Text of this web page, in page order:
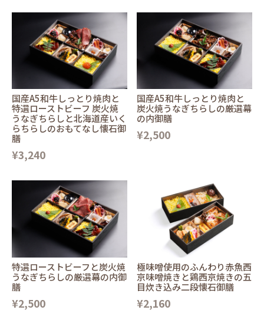
国産A5和牛しっとり焼肉と
特選ローストビーフ 炭火焼
うなぎちらしと北海道産いく
らちらしのおもてなし懐石御
膳
¥3,240
国産A5和牛しっとり焼肉と
炭火焼うなぎちらしの厳選幕
の内御膳
¥2,500
特選ローストビーフと炭火焼
うなぎちらしの厳選幕の内御
膳
¥2,500
極味噌使用のふんわり赤魚西
京味噌焼きと鶏西京焼きの五
目炊き込み二段懐石御膳
¥2,160